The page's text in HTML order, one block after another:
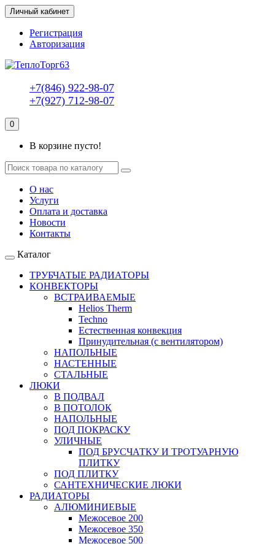
Личный кабинет
Регистрация
Авторизация
+7(846) 922-98-07
+7(927) 712-98-07
0
В корзине пусто!
О нас
Услуги
Оплата и доставка
Новости
Контакты
Каталог
ТРУБЧАТЫЕ РАДИАТОРЫ
КОНВЕКТОРЫ
ВСТРАИВАЕМЫЕ
Helios Therm
Techno
Естественная конвекция
Принудительная (с вентилятором)
НАПОЛЬНЫЕ
НАСТЕННЫЕ
СТАЛЬНЫЕ
ЛЮКИ
В ПОДВАЛ
В ПОТОЛОК
НАПОЛЬНЫЕ
ПОД ПОКРАСКУ
УЛИЧНЫЕ
ПОД БРУСЧАТКУ И ТРОТУАРНУЮ
ПЛИТКУ
ПОД ПЛИТКУ
САНТЕХНИЧЕСКИЕ ЛЮКИ
РАДИАТОРЫ
АЛЮМИНИЕВЫЕ
Межосевое 200
Межосевое 350
Межосевое 500